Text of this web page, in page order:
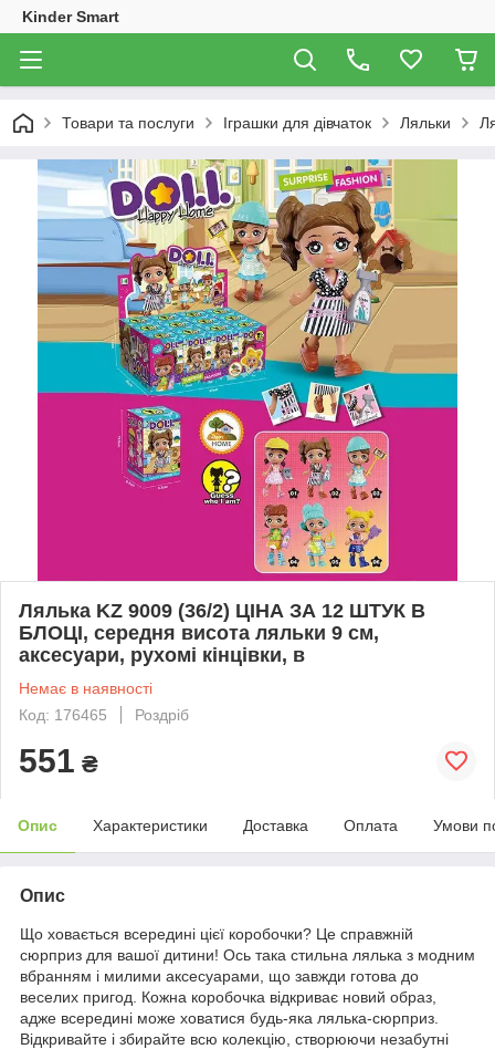
Kinder Smart
Товари та послуги Іграшки для дівчаток Ляльки
Лялька KZ 9009 (36/2) ЦІНА ЗА 12 ШТУК В
БЛОЦІ, середня висота ляльки 9 см,
аксесуари, рухомі кінцівки, в
Немає в наявності
Код: 176465
Роздріб
551 ₴
Опис Характеристики Доставка Оплата Умови
Опис
Що ховається всередині цієї коробочки? Це справжній
сюрприз для вашої дитини! Ось така стильна лялька з модним
вбранням і милими аксесуарами, що завжди готова до
веселих пригод. Кожна коробочка відкриває новий образ,
адже всередині може ховатися будь-яка лялька-сюрприз.
Відкривайте і збирайте всю колекцію, створюючи незабутні